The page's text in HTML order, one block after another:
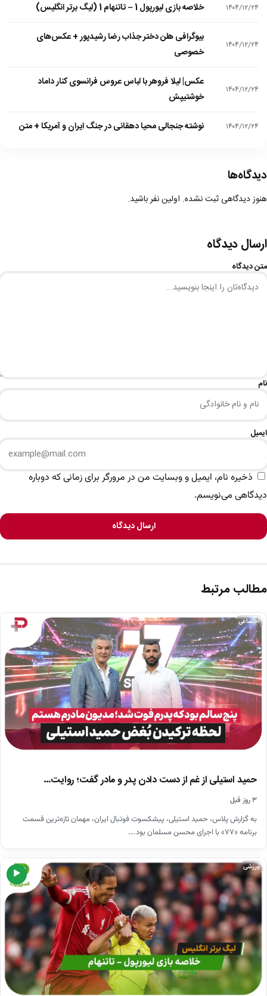
۱۴۰۴/۱۲/۲۴ خلاصه بازی لیورپول 1 – تاتنهام 1 (لیگ برتر انگلیس)
۱۴۰۴/۱۲/۲۴
بیوگرافی هلن دختر جذاب رضا رشیدپور + عکس‌های
خصوصی
۱۴۰۴/۱۲/۲۴
عکس| لیلا فروهر با لباس عروس فرانسوی کنار داماد
خوشتیپش
۱۴۰۴/۱۲/۲۴ نوشته جنجالی محیا دهقانی در جنگ ایران و آمریکا + متن
دیدگاه‌ها
هنوز دیدگاهی ثبت نشده. اولین نفر باشید.
ارسال دیدگاه
متن دیدگاه
نام
ایمیل
ذخیره نام، ایمیل و وبسایت من در مرورگر برای زمانی که دوباره
دیدگاهی می‌نویسم.
ارسال دیدگاه
مطالب مرتبط
اجتماعی
حمید استیلی از غم از دست دادن پدر و مادر گفت؛ روایت…
۳ روز قبل
به گزارش پلاس، حمید استیلی، پیشکسوت فوتبال ایران، مهمان تازه‌ترین قسمت
برنامه «۷۷» با اجرای محسن مسلمان بود.…
▶
ورزشی